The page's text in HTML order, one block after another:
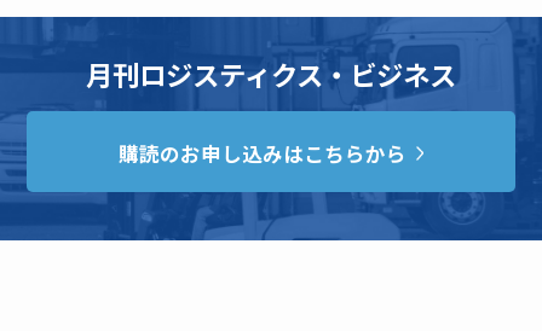
月刊ロジスティクス・ビジネス
購読のお申し込みはこちらから